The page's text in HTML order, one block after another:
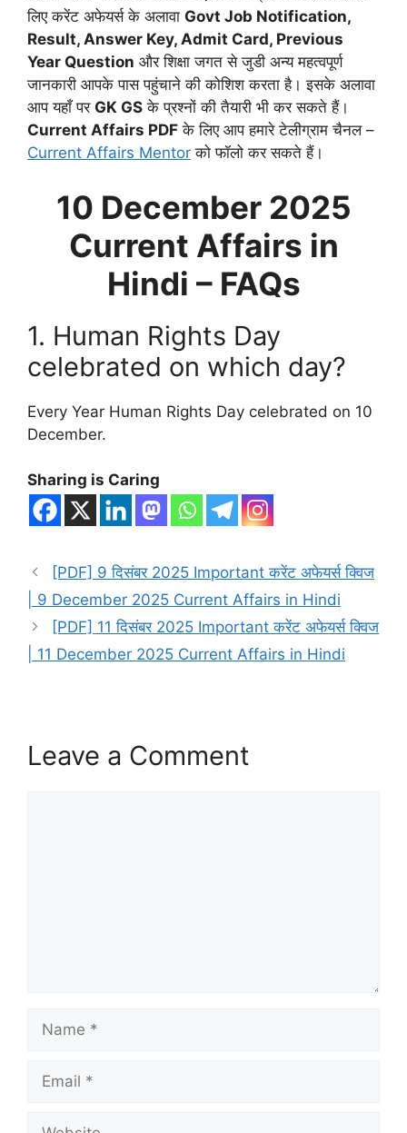
लिए करेंट अफेयर्स के अलावा Govt Job Notification,
Result, Answer Key, Admit Card, Previous
Year Question और शिक्षा जगत से जुडी अन्य महत्वपूर्ण
जानकारी आपके पास पहुंचाने की कोशिश करता है। इसके अलावा
आप यहाँ पर GK GS के प्रश्नों की तैयारी भी कर सकते हैं।
Current Affairs PDF के लिए आप हमारे टेलीग्राम चैनल –
Current Affairs Mentor को फॉलो कर सकते हैं।
10 December2025
Current Affairs in
Hindi – FAQs
1. Human Rights Day
celebrated on which day?
Every Year Human Rights Day celebrated on 10
December.
Sharing is Caring
[PDF] 9 दिसंबर 2025 Important करेंट अफेयर्स क्विज
| 9 December 2025 Current Affairs in Hindi
[PDF] 11 दिसंबर 2025 Important करेंट अफेयर्स क्विज
| 11 December 2025 Current Affairs in Hindi
Leave a Comment
Name
Email
Website